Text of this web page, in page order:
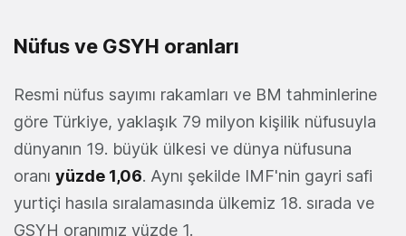
Nüfus ve GSYH oranları
Resmi nüfus sayımı rakamları ve BM tahminlerine
göre Türkiye, yaklaşık 79 milyon kişilik nüfusuyla
dünyanın 19. büyük ülkesi ve dünya nüfusuna
oranı yüzde 1,06. Aynı şekilde IMF'nin gayri safi
yurtiçi hasıla sıralamasında ülkemiz 18. sırada ve
GSYH oranımız yüzde 1.